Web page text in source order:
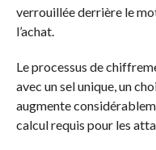
verrouillée derrière le
l’achat.
Le processus de
avec un sel unique, un
augmente
calcul requis pour les